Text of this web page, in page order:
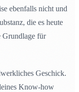
ebenfalls nicht und
die es heute
Grundlage für
Geschick.
Know-how